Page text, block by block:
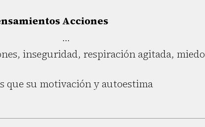
Acciones
...
inseguridad, respiración agitada, miedo
que su motivación y autoestima